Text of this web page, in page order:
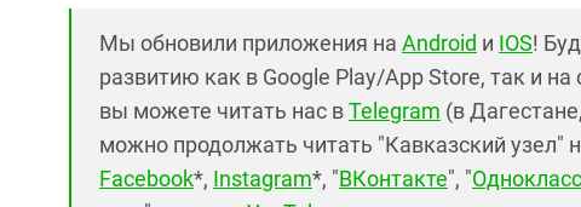
Мы обновили приложения на Android и IOS!
развитию как в Google Play/App Store, так и
вы можете читать нас вTelegram (в
можно продолжать читать "Кавказский узел"
Facebook*, Instagram*, "ВКонтакте", "